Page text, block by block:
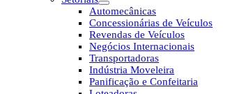
Automecânicas
Concessionárias de Veículos
Revendas de Veículos
Negócios Internacionais
Transportadoras
Indústria Moveleira
Panificação e Confeitaria